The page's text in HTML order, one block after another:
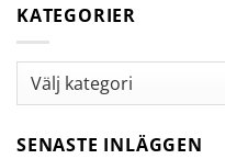
KATEGORIER
Kategorier
SENASTE INLÄGGEN